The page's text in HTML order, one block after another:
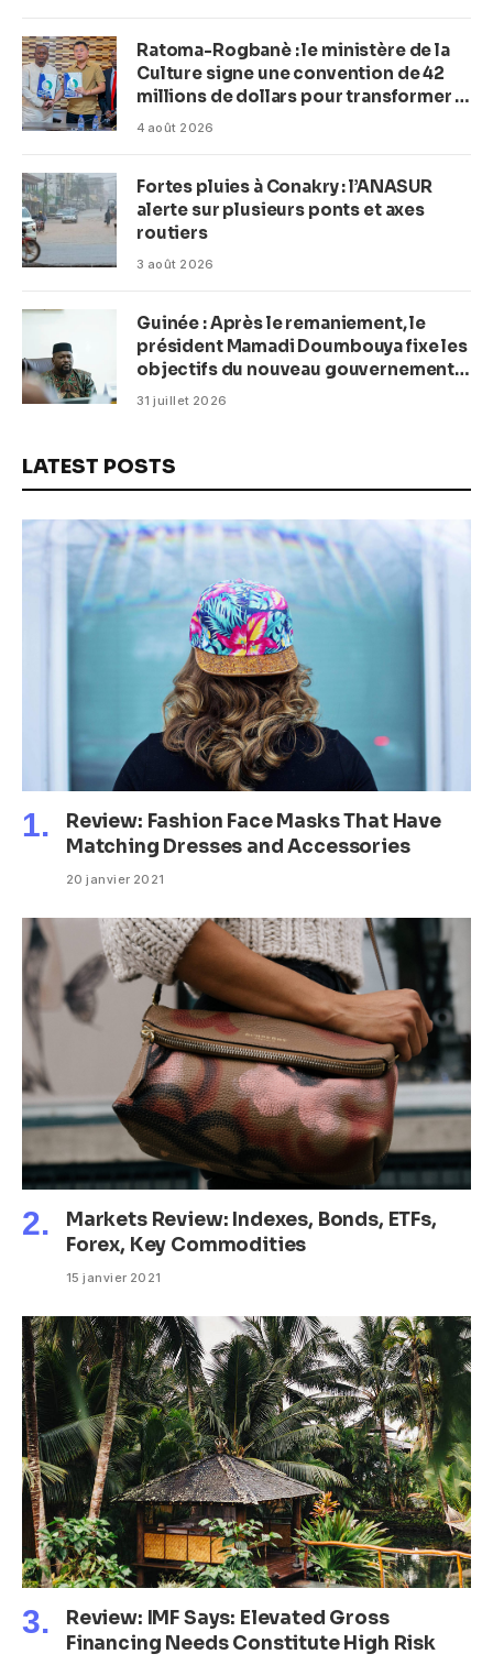
Ratoma-Rogbanè : le ministère de la
Culture signe une convention de 42
millions de dollars pour transformer la
plage en complexe balnéaire
4 août 2026
Fortes pluies à Conakry : l’ANASUR
alerte sur plusieurs ponts et axes
routiers
3 août 2026
Guinée : Après le remaniement, le
président Mamadi Doumbouya fixe les
objectifs du nouveau gouvernement
(CM)
31 juillet 2026
LATEST POSTS
Review: Fashion Face Masks That Have
Matching Dresses and Accessories
20 janvier 2021
Markets Review: Indexes, Bonds, ETFs,
Forex, Key Commodities
15 janvier 2021
Review: IMF Says: Elevated Gross
Financing Needs Constitute High Risk